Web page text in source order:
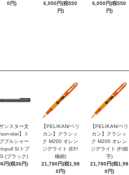
0円)
6,050円(税550
円)
6,050円(税550
円)
サンスター文
star】ト
プルシャー
topull S/トプ
(ブラック)
円(税36円)
【PELIKAN/ペリ
カン】クラシッ
ク M200 オレン
ジデライト (EF/
極細)
21,780円(税1,98
0円)
【PELIKAN/ペリ
カン】クラシッ
ク M200 オレン
ジデライト (F/細
字)
21,780円(税1,98
0円)